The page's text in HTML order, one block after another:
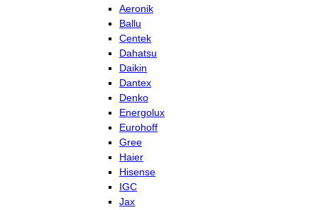
Aeronik
Ballu
Centek
Dahatsu
Daikin
Dantex
Denko
Energolux
Eurohoff
Gree
Haier
Hisense
IGC
Jax